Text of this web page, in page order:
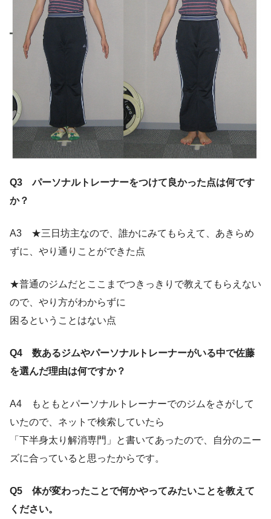
Q3 パーソナルトレーナーをつけて良かった点は何です
か？
A3 ★三日坊主なので、誰かにみてもらえて、あきらめ
ずに、やり通りことができた点
★普通のジムだとここまでつきっきりで教えてもらえない
ので、やり方がわからずに
困るということはない点
Q4 数あるジムやパーソナルトレーナーがいる中で佐藤
を選んだ理由は何ですか？
A4 もともとパーソナルトレーナーでのジムをさがして
いたので、ネットで検索していたら
「下半身太り解消専門」と書いてあったので、自分のニー
ズに合っていると思ったからです。
Q5 体が変わったことで何かやってみたいことを教えて
ください。